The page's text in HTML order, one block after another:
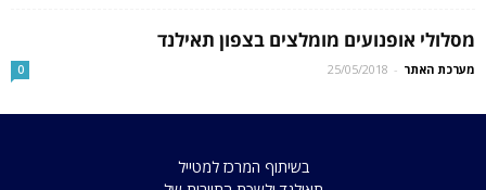
מסלולי אופנועים מומלצים בצפון תאילנד
מערכת האתר -
25/05/2018
0
בשיתוף המרכז למטייל